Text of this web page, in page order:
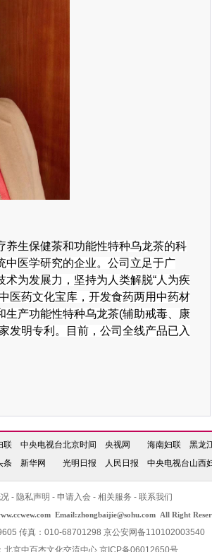
养生保健茶和功能性特种乌龙茶的科
中医学研究的企业。公司立足于广
术为发展力，坚持为人类解脱“人为疾
医药文化宝库，开发食药两用中药材
产功能性特种乌龙茶(辅助戒毒、康
发明专利。目前，公司全线产品已入
联 中央电视台北京时间 央视网 海南妇联 黑龙
条 新华网 光明日报 人民日报 中央电视台山西
- 隐私声明 - 申请入会 - 相关服务 - 联系我们
Email:zhongbaijie@sohu.com All Right
传真：010-68701298 京公安网备110102003540
北京中百杰文化交流中心 京ICP备06012650号